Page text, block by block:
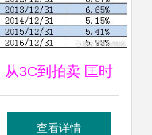
从3C到拍卖 匡时
国际能否重振宏图
查看详情